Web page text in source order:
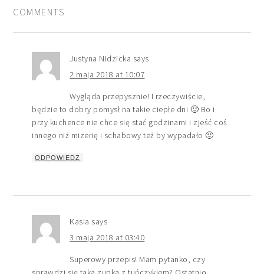
COMMENTS
Justyna Nidzicka says
2 maja 2018 at 10:07
Wygląda przepysznie! I rzeczywiście,
będzie to dobry pomysł na takie ciepłe dni 🙂 Bo i
przy kuchence nie chce się stać godzinami i zjeść coś
innego niż mizerię i schabowy też by wypadało 🙂
ODPOWIEDZ
Kasia says
3 maja 2018 at 03:40
Superowy przepis! Mam pytanko, czy